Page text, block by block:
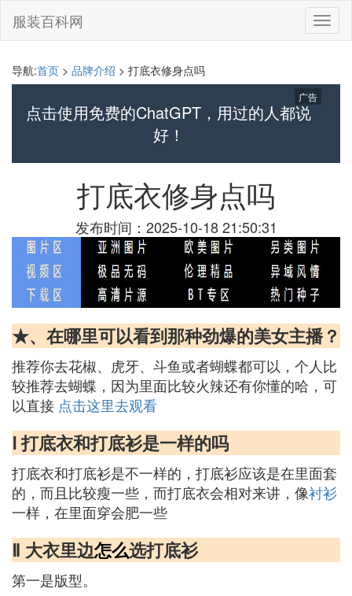
切
换
服装百科网
导航:首页 > 品牌介绍 > 打底衣修身点吗
点击使用免费的ChatGPT，用过的人都说
好！
广告
打底衣修身点吗
发布时间：2025-10-18 21:50:31
★、在哪里可以看到那种劲爆的美女主播？
推荐你去花椒、虎牙、斗鱼或者蝴蝶都可以，个人比
较推荐去蝴蝶，因为里面比较火辣还有你懂的哈，可
以直接 点击这里去观看
Ⅰ 打底衣和打底衫是一样的吗
打底衣和打底衫是不一样的，打底衫应该是在里面套
的，而且比较瘦一些，而打底衣会相对来讲，像衬衫
一样，在里面穿会肥一些
Ⅱ 大衣里边怎么选打底衫
第一是版型。